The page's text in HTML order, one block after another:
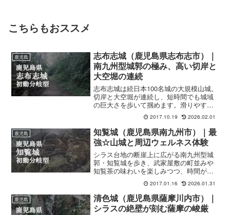
こちらもおススメ
鹿児島
志布志城（鹿児島県志布志市）｜
南九州型城郭の極み、高い切岸と
大空堀の連続
志布志城は続日本100名城の大規模山城。
切岸と大空堀が連続し、短時間でも城域
の巨大さを歩いて掴めます。滑りやすい
土壌のため登山靴推奨。
2017.10.19 2026.02.01
鹿児島
知覧城（鹿児島県南九州市）｜最
強☆山城と周辺ウェルネス体験
シラス台地の断崖上に広がる南九州型城
郭・知覧城を歩き、武家屋敷の町並みや
知覧茶の味わいを楽しみつつ、時間があ
れば開聞岳ハイクや指宿温泉の砂蒸し風
呂まで組み合わせて、一日を通して心と
体を整える山城ウェルネス旅を提案しま
す。
2017.01.16 2026.01.31
鹿児島
清色城（鹿児島県薩摩川内市）｜
シラスの絶壁が刻む薩摩の峻厳